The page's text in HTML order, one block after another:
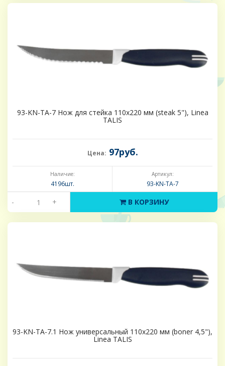
93-KN-TA-7 Нож для стейка 110х220 мм (steak 5"), Linea
TALIS
Цена: 97руб.
Наличие:
4196шт.
Артикул:
93-KN-TA-7
- + В КОРЗИНУ
93-KN-TA-7.1 Нож универсальный 110х220 мм (boner 4,5"),
Linea TALIS